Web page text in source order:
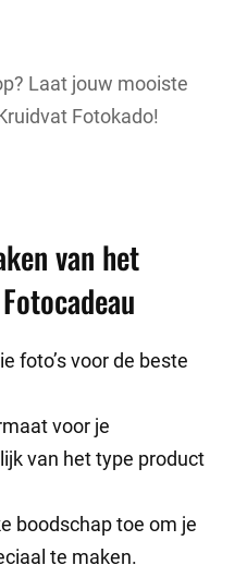
Laat jouw mooiste
Fotokado!
van het
foto’s voor de beste
voor je
van het type product
boodschap toe om je
te maken.